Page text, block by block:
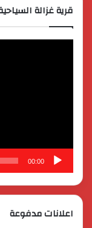
قرية غزالة
00:00
اعلانات مدفوعة